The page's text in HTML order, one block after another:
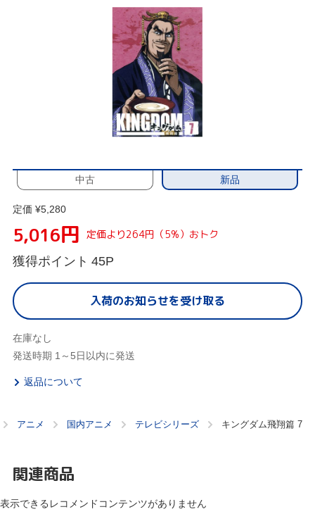
中古 新品
定価 ¥5,280
5,016円 定価より264円（5%）おトク
獲得ポイント 45P
入荷のお知らせを受け取る
在庫なし
発送時期 1～5日以内に発送
返品について
アニメ 国内アニメ テレビシリーズ キングダム飛翔篇 7
関連商品
表示できるレコメンドコンテンツがありません